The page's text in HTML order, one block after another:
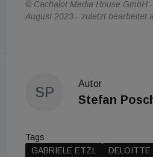
© Cachalot Media House GmbH
August 2023 - zuletzt bearbeitet
SP
Autor
Stefan
Tags
GABRIELE ETZL
DELOITTE